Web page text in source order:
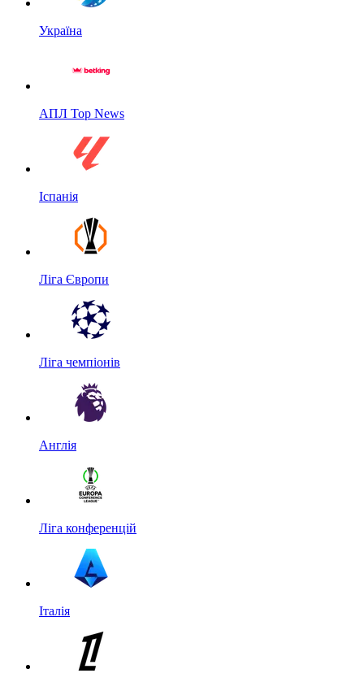
Україна
АПЛ Top News
Іспанія
Ліга Європи
Ліга чемпіонів
Англія
Ліга конференцій
Італія